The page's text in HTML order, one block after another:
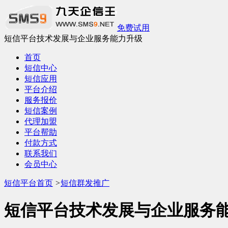
免费试用
短信平台技术发展与企业服务能力升级
首页
短信中心
短信应用
平台介绍
服务报价
短信案例
代理加盟
平台帮助
付款方式
联系我们
会员中心
短信平台首页 >短信群发推广
短信平台技术发展与企业服务